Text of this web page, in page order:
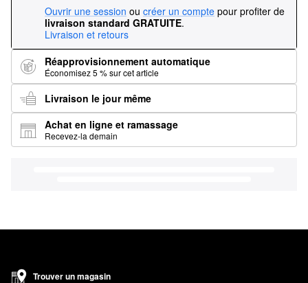
Ouvrir une session ou créer un compte pour profiter de
livraison standard GRATUITE.
Livraison et retours
Réapprovisionnement automatique
Économisez 5 % sur cet article
Livraison le jour même
Achat en ligne et ramassage
Recevez-la demain
Trouver un magasin